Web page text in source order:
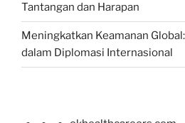
Tantangan dan Harapan
Meningkatkan Keamanan
dalam Diplomasi Internasional